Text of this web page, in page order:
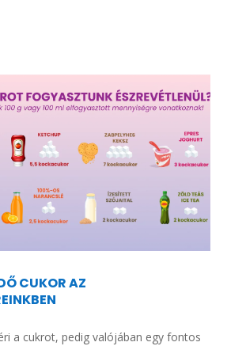
CUKOR AZ
a cukrot, pedig valójában egy fontos